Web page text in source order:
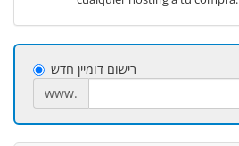
רישום דומיין חדש
www.